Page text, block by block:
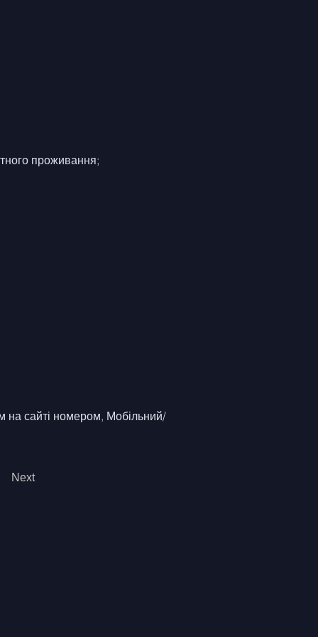
проживання;
на сайті номером, Мобільний/
Next